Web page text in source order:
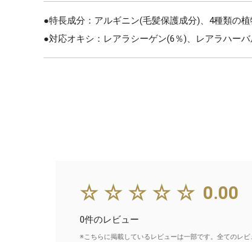
●特長成分：アルギニン(毛髪保護成分)、4種類の
●対応オキシ：レアラシーゲン(6％)、レアラハー
☆☆☆☆☆ 0.00
0件のレビュー
※こちらに掲載しているレビューは一部です。全てのレビ